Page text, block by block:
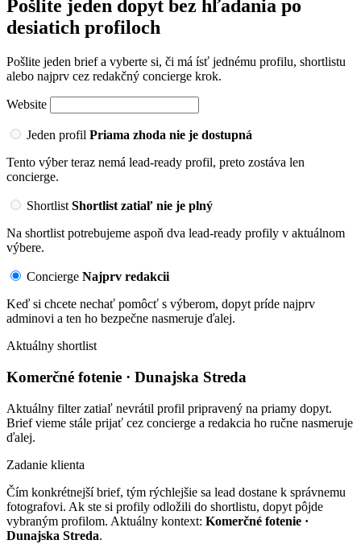
Pošlite jeden dopyt bez hľadania po
desiatich profiloch
Pošlite jeden brief a vyberte si, či má ísť jednému profilu, shortlistu
alebo najprv cez redakčný concierge krok.
Website
Jeden profil Priama zhoda nie je dostupná
Tento výber teraz nemá lead-ready profil, preto zostáva len
concierge.
Shortlist Shortlist zatiaľ nie je plný
Na shortlist potrebujeme aspoň dva lead-ready profily v aktuálnom
výbere.
Concierge Najprv redakcii
Keď si chcete nechať pomôcť s výberom, dopyt príde najprv
adminovi a ten ho bezpečne nasmeruje ďalej.
Aktuálny shortlist
Komerčné fotenie · Dunajska Streda
Aktuálny filter zatiaľ nevrátil profil pripravený na priamy dopyt.
Brief vieme stále prijať cez concierge a redakcia ho ručne nasmeruje
ďalej.
Zadanie klienta
Čím konkrétnejší brief, tým rýchlejšie sa lead dostane k správnemu
fotografovi. Ak ste si profily odložili do shortlistu, dopyt pôjde
vybraným profilom. Aktuálny kontext: Komerčné fotenie ·
Dunajska Streda.